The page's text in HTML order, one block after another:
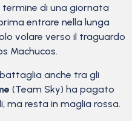
di una giornata
entrare nella lunga
volare verso il traguardo
Machucos.
anche tra gli
(Team Sky) ha pagato
ma resta in maglia rossa.